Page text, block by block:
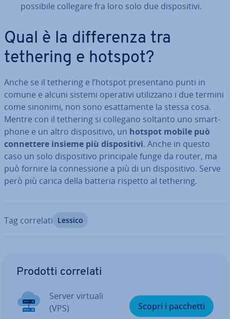
possibile collegare fra loro solo due di­spo­si­ti­vi.
Qual è la dif­fe­ren­za tra
tethering e hotspot?
Anche se il tethering e l’hotspot pre­sen­ta­no punti in
comune e alcuni sistemi operativi uti­liz­za­no i due termini
come sinonimi, non sono esat­ta­men­te la stessa cosa.
Mentre con il tethering si collegano soltanto uno smart­
pho­ne e un altro di­spo­si­ti­vo, un hotspot mobile può
con­net­te­re insieme più di­spo­si­ti­vi. Anche in questo
caso un solo di­spo­si­ti­vo prin­ci­pa­le funge da router, ma
può fornire la con­nes­sio­ne a più di un di­spo­si­ti­vo. Serve
però più carica della batteria rispetto al tethering.
Tag correlati Lessico
Prodotti correlati
Server virtuali
(VPS)
Scopri i pacchetti